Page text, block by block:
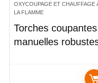
OXYCOUPAGE ET CHAUFFAGE
LA FLAMME
Torches coupantes
manuelles